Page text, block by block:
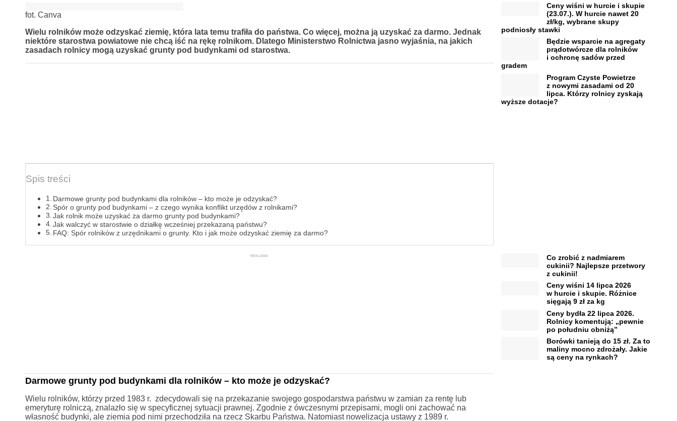
fot. Canva
Wielu rolników może odzyskać ziemię, która lata temu trafiła do państwa. Co więcej, można ją uzyskać za darmo. Jednak
niektóre starostwa powiatowe nie chcą iść na rękę rolnikom. Dlatego Ministerstwo Rolnictwa jasno wyjaśnia, na jakich
zasadach rolnicy mogą uzyskać grunty pod budynkami od starostwa.
Spis treści
Darmowe grunty pod budynkami dla rolników – kto może je odzyskać?
Spór o grunty pod budynkami – z czego wynika konflikt urzędów z rolnikami?
Jak rolnik może uzyskać za darmo grunty pod budynkami?
Jak walczyć w starostwie o działkę wcześniej przekazaną państwu?
FAQ: Spór rolników z urzędnikami o grunty. Kto i jak może odzyskać ziemię za darmo?
REKLAMA
Darmowe grunty pod budynkami dla rolników – kto może je odzyskać?
Wielu rolników, którzy przed 1983 r. zdecydowali się na przekazanie swojego gospodarstwa państwu w zamian za rentę lub
emeryturę rolniczą, znalazło się w specyficznej sytuacji prawnej. Zgodnie z ówczesnymi przepisami, mogli oni zachować na
własność budynki, ale ziemia pod nimi przechodziła na rzecz Skarbu Państwa. Natomiast nowelizacja ustawy z 1989 r.
Ceny wiśni w hurcie i skupie
(23.07.). W hurcie nawet 20
zł/kg, wybrane skupy
podniosły stawki
Będzie wsparcie na agregaty
prądotwórcze dla rolników
i ochronę sadów przed
gradem
Program Czyste Powietrze
z nowymi zasadami od 20
lipca. Którzy rolnicy zyskają
wyższe dotacje?
Co zrobić z nadmiarem
cukinii? Najlepsze przetwory
z cukinii!
Ceny wiśni 14 lipca 2026
w hurcie i skupie. Różnice
sięgają 9 zł za kg
Ceny bydła 22 lipca 2026.
Rolnicy komentują: „pewnie
po południu obniżą”
Borówki tanieją do 15 zł. Za to
maliny mocno zdrożały. Jakie
są ceny na rynkach?